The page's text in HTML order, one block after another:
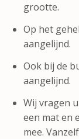
grootte.
Op het
aangelijnd.
Ook bij de
aangelijnd.
Wij vragen
een mat en
mee.